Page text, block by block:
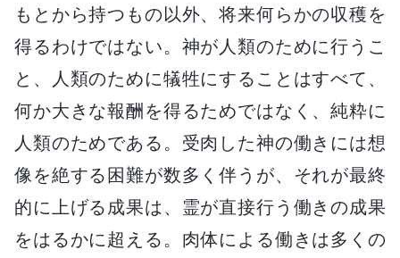
もとから持つもの以外、将来何らかの収穫を
得るわけではない。神が人類のために行うこ
と、人類のために犠牲にすることはすべて、
何か大きな報酬を得るためではなく、純粋に
人類のためである。受肉した神の働きには想
像を絶する困難が数多く伴うが、それが最終
的に上げる成果は、霊が直接行う働きの成果
をはるかに超える。肉体による働きは多くの